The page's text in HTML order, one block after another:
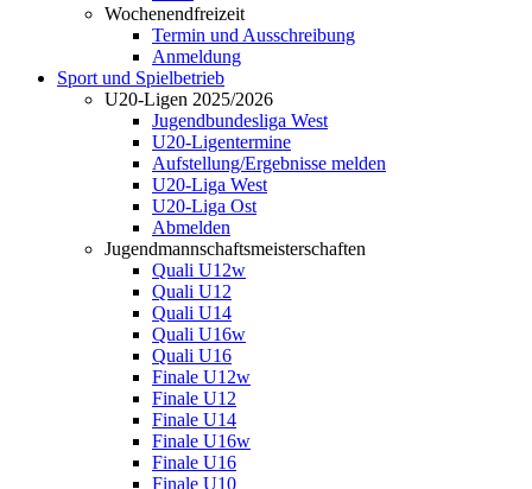
Wochenendfreizeit
Termin und Ausschreibung
Anmeldung
Sport und Spielbetrieb
U20-Ligen 2025/2026
Jugendbundesliga West
U20-Ligentermine
Aufstellung/Ergebnisse melden
U20-Liga West
U20-Liga Ost
Abmelden
Jugendmannschaftsmeisterschaften
Quali U12w
Quali U12
Quali U14
Quali U16w
Quali U16
Finale U12w
Finale U12
Finale U14
Finale U16w
Finale U16
Finale U10